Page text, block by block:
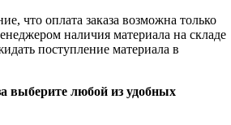
что оплата заказа возможна только
наличия материала на складе
поступление материала в
выберите любой из удобных